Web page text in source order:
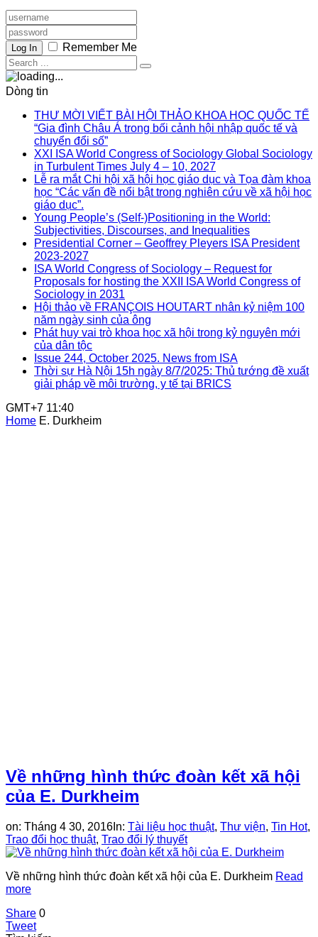
Log In Remember Me
Dòng tin
THƯ MỜI VIẾT BÀI HỘI THẢO KHOA HỌC QUỐC TẾ
“Gia đình Châu Á trong bối cảnh hội nhập quốc tế và
chuyển đổi số”
XXI ISA World Congress of Sociology Global Sociology
in Turbulent Times July 4 – 10, 2027
Lễ ra mắt Chi hội xã hội học giáo dục và Tọa đàm khoa
học “Các vấn đề nổi bật trong nghiên cứu về xã hội học
giáo dục”.
Young People’s (Self-)Positioning in the World:
Subjectivities, Discourses, and Inequalities
Presidential Corner – Geoffrey Pleyers ISA President
2023-2027
ISA World Congress of Sociology – Request for
Proposals for hosting the XXII ISA World Congress of
Sociology in 2031
Hội thảo về FRANÇOIS HOUTART nhân kỷ niệm 100
năm ngày sinh của ông
Phát huy vai trò khoa học xã hội trong kỷ nguyên mới
của dân tộc
Issue 244, October 2025. News from ISA
Thời sự Hà Nội 15h ngày 8/7/2025: Thủ tướng đề xuất
giải pháp về môi trường, y tế tại BRICS
GMT+7 11:40
Home E. Durkheim
Về những hình thức đoàn kết xã hội
của E. Durkheim
on: Tháng 4 30, 2016 In: Tài liệu học thuật, Thư viện, Tin Hot,
Trao đổi học thuật, Trao đổi lý thuyết
Về những hình thức đoàn kết xã hội của E. Durkheim Read
more
Share 0
Tweet